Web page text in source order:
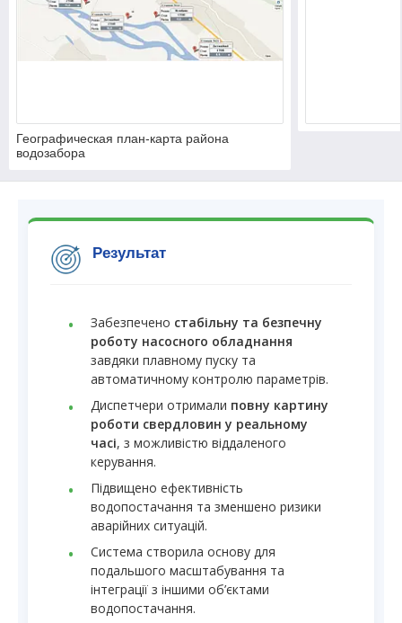
Географическая план-карта района
водозабора
Результат
Забезпечено стабільну та безпечну
роботу насосного обладнання
завдяки плавному пуску та
автоматичному контролю параметрів.
Диспетчери отримали повну картину
роботи свердловин у реальному
часі, з можливістю віддаленого
керування.
Підвищено ефективність
водопостачання та зменшено ризики
аварійних ситуацій.
Система створила основу для
подальшого масштабування та
інтеграції з іншими об’єктами
водопостачання.